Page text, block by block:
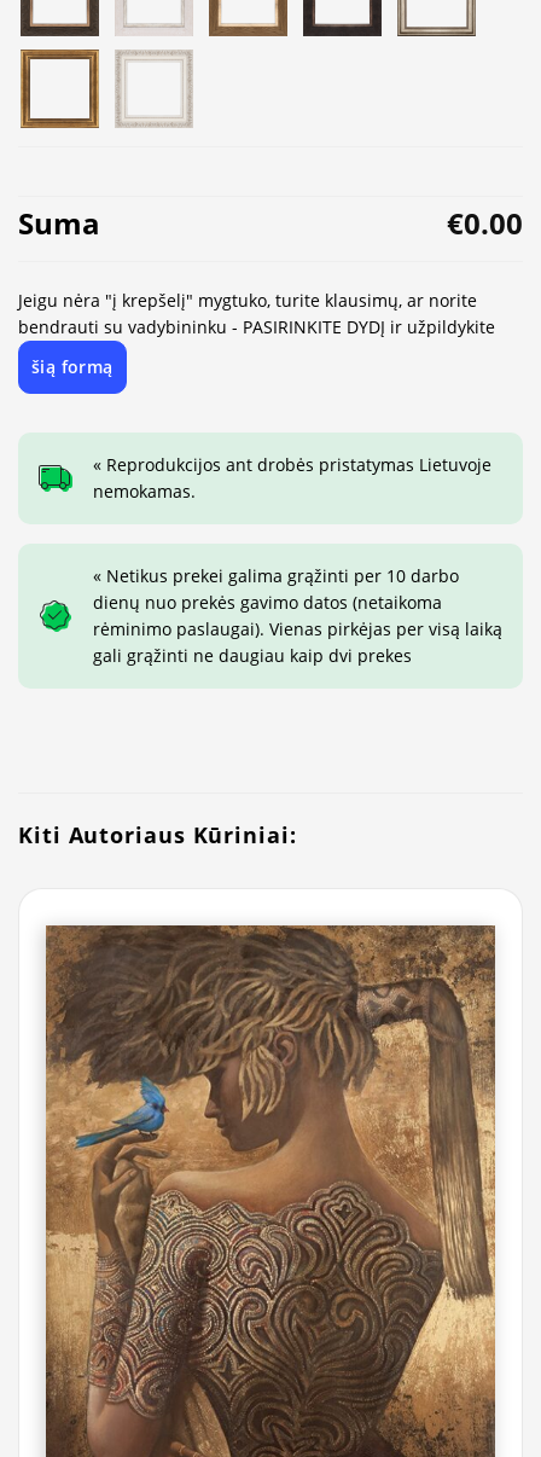
Suma €0.00
Jeigu nėra "į krepšelį" mygtuko, turite klausimų, ar norite
bendrauti su vadybininku - PASIRINKITE DYDĮ ir užpildykite
šią formą
« Reprodukcijos ant drobės pristatymas Lietuvoje
nemokamas.
« Netikus prekei galima grąžinti per 10 darbo
dienų nuo prekės gavimo datos (netaikoma
rėminimo paslaugai). Vienas pirkėjas per visą laiką
gali grąžinti ne daugiau kaip dvi prekes
Kiti Autoriaus Kūriniai: